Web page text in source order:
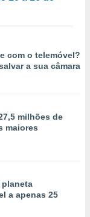
com o telemóvel?
a sua câmara
milhões de
maiores
a apenas 25